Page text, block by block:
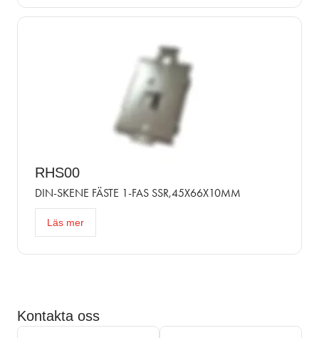
RHS00
DIN-SKENE FÄSTE 1-FAS SSR,45X66X10MM
Läs mer
Kontakta oss